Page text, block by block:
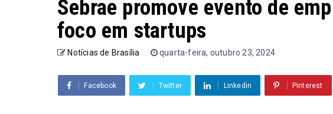
Sebrae promove evento de
foco em startups
Notícias de Brasília quarta-feira, outubro 23, 2024
Facebook Twitter Linkedin Pinterest